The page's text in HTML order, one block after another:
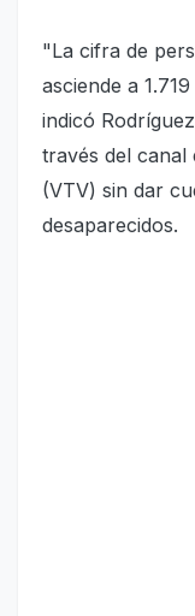
"La cifra de
asciende a
indicó
través del canal
(VTV) sin dar
desaparecidos.